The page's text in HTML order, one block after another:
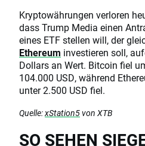
Kryptowährungen verloren
dass Trump Media einen
eines ETF stellen will, der
Ethereum investieren soll,
Dollars an Wert. Bitcoin fiel
104.000 USD, während
unter 2.500 USD fiel.
Quelle:xStation5von XTB
SO SEHEN